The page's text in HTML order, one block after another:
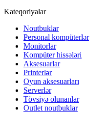
Kateqoriyalar
Noutbuklar
Personal kompüterlər
Monitorlar
Kompüter hissələri
Aksesuarlar
Printerlər
Oyun aksesuarları
Serverlər
Tövsiyə olunanlar
Outlet noutbuklar